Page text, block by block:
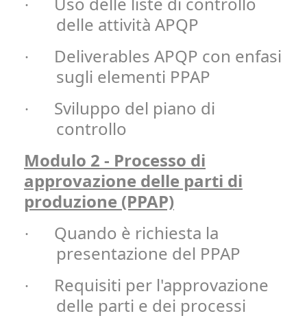
·
delle attività APQP
·
Deliverables APQP con enfasi
sugli elementi PPAP
·
Sviluppo del piano di
controllo
Modulo 2 - Processo di
approvazione delle parti di
produzione (PPAP)
·
Quando è richiesta la
presentazione del PPAP
·
Requisiti per l'approvazione
delle parti e dei processi